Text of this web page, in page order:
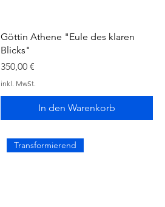
Göttin Athene "Eule des klaren
Blicks"
Preis
350,00 €
inkl. MwSt.
In den Warenkorb
Transformierend